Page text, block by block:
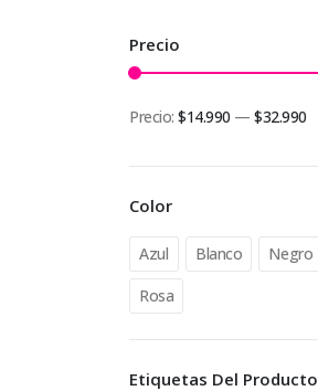
Precio
mínimo
máximo
Precio:$14.990 —$32.990
Color
Azul Blanco Negro
Rosa
Etiquetas Del Producto